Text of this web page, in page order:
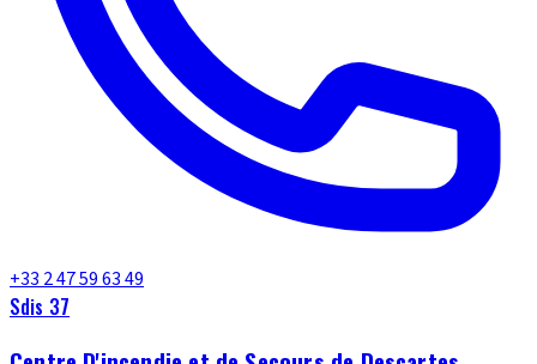
+33 2 47 59 63 49
Sdis 37